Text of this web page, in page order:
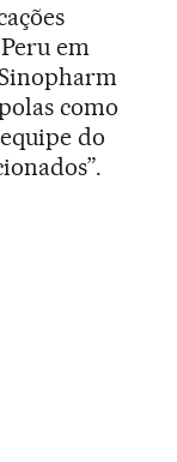
em
como
do